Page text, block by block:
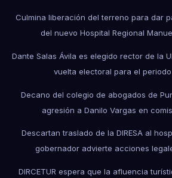
Culmina liberación del terreno para dar
del nuevo Hospital Regional
Dante Salas Ávila es elegido rector de la
vuelta electoral para el periodo
Decano del colegio de abogados de
agresión a Danilo Vargas en
Descartan traslado de la DIRESA al
gobernador advierte acciones
DIRCETUR espera que la afluencia